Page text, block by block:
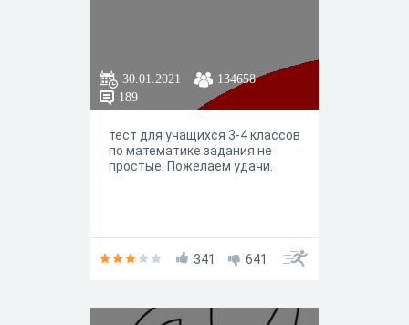
30.01.2021
134658
189
тест для учащихся 3-4 классов
по математике задания не
простые. Пожелаем удачи.
341 641